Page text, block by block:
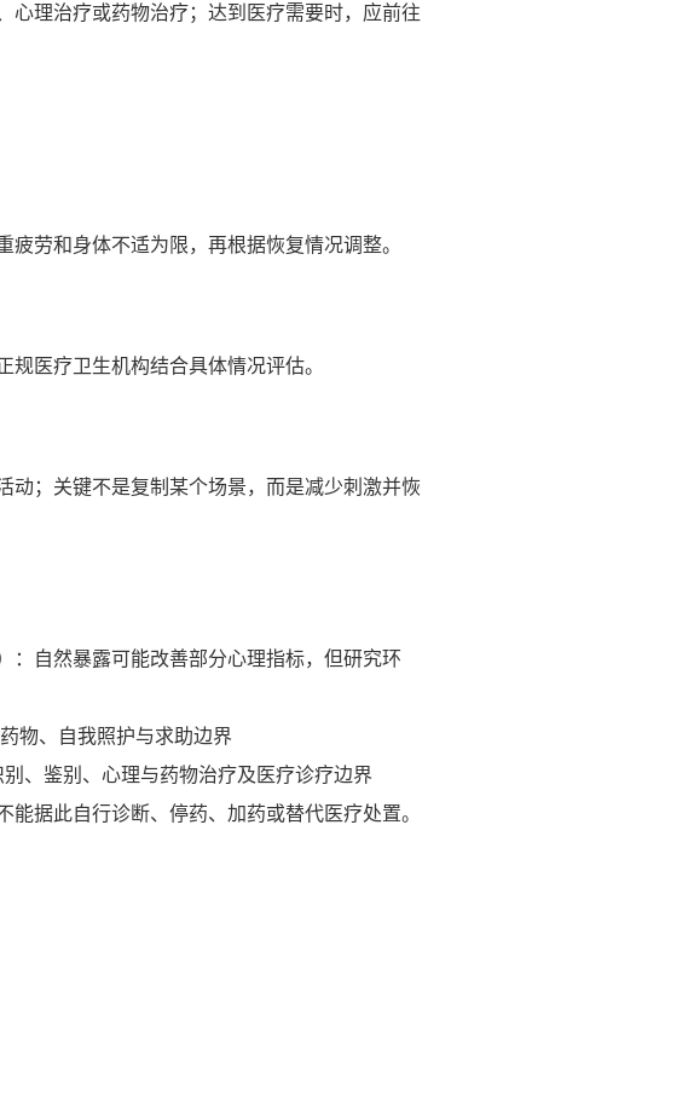
心理治疗或药物治疗；达到医疗需要时，应前往
劳和身体不适为限，再根据恢复情况调整。
医疗卫生机构结合具体情况评估。
动；关键不是复制某个场景，而是减少刺激并恢
：自然暴露可能改善部分心理指标，但研究环
物、自我照护与求助边界
别、鉴别、心理与药物治疗及医疗诊疗边界
据此自行诊断、停药、加药或替代医疗处置。